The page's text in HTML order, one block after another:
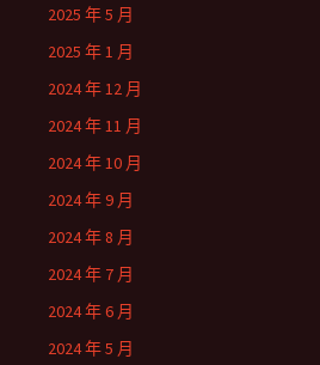
2025 年 5 月
2025 年 1 月
2024 年 12 月
2024 年 11 月
2024 年 10 月
2024 年 9 月
2024 年 8 月
2024 年 7 月
2024 年 6 月
2024 年 5 月